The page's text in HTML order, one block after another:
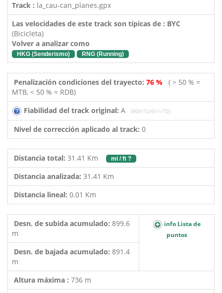
Track : la_cau-can_planes.gpx
Las velocidades de este track son típicas de : BYC
(Bicicleta)
Volver a analizar como
HKG (Senderismo) RNG (Running)
Penalización condiciones del trayecto: 76 % ( > 50 % =
MTB, < 50 % = RDB)
Fiabilidad del track original: A (900/72/0/-/-/72)
Nivel de corrección aplicado al track: 0
Distancia total: 31.41 Km mi / ft ?
Distancia analizada: 31.41 Km
Distancia lineal: 0.01 Km
Desn. de subida acumulado: 899.6
m
info Lista de
puntos
Desn. de bajada acumulado: 891.4
m
Altura máxima : 736 m